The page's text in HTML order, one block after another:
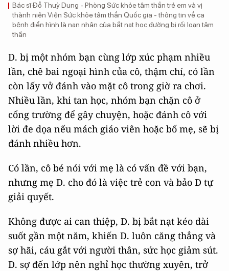
Bác sĩ Đỗ Thuỳ Dung - Phòng Sức khỏe tâm thần trẻ em và vị
thành niên Viện Sức khỏe tâm thần Quốc gia - thông tin về ca
bệnh điển hình là nạn nhân của bắt nạt học đường bị rối loạn tâm
thần
D. bị một nhóm bạn cùng lớp xúc phạm nhiều
lần, chê bai ngoại hình của cô, thậm chí, có lần
còn lấy vở đánh vào mặt cô trong giờ ra chơi.
Nhiều lần, khi tan học, nhóm bạn chặn cô ở
cổng trường để gây chuyện, hoặc đánh cô với
lời đe dọa nếu mách giáo viên hoặc bố mẹ, sẽ bị
đánh nhiều hơn.
Có lần, cô bé nói với mẹ là có vấn đề với bạn,
nhưng mẹ D. cho đó là việc trẻ con và bảo D tự
giải quyết.
Không được ai can thiệp, D. bị bắt nạt kéo dài
suốt gần một năm, khiến D. luôn căng thẳng và
sợ hãi, cáu gắt với người thân, sức học giảm sút.
D. sợ đến lớp nên nghỉ học thường xuyên, trở